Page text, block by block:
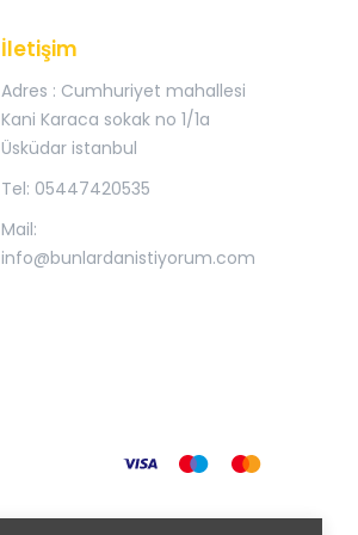
İletişim
Adres : Cumhuriyet mahallesi
Kani Karaca sokak no 1/1a
Üsküdar istanbul
Tel: 05447420535
Mail:
info@bunlardanistiyorum.com